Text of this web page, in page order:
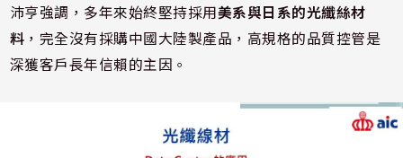
沛亨強調，多年來始終堅持採用美系與日系的光纖絲材
料 ，完全沒有採購中國大陸製產品，高規格的品質控管是
深獲客戶長年信賴的主因。